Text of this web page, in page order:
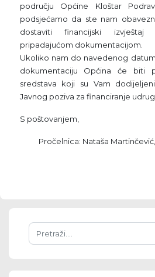
području Općine Kloštar
podsjećamo da ste nam
dostaviti financijski izvještaj
pripadajućom dokumentacijom.
Ukoliko nam do navedenog
dokumentaciju Općina će biti
sredstava koji su Vam
Javnog poziva za financiranje
S poštovanjem,
Pročelnica: Nataša